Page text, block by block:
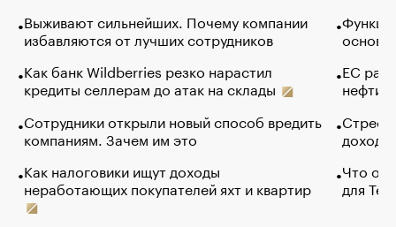
Выживают сильнейших. Почему компании
избавляются от лучших сотрудников
Как банк Wildberries резко нарастил
кредиты селлерам до атак на склады
Сотрудники открыли новый способ вредить
компаниям. Зачем им это
Как налоговики ищут доходы
неработающих покупателей яхт и квартир
основ
ЕС
нефти
Что
для